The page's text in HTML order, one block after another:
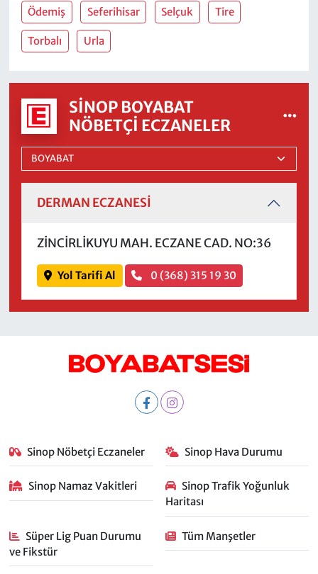
Ödemiş Seferihisar Selçuk Tire
Torbalı Urla
SINOP BOYABAT
NÖBETÇI ECZANELER
DERMAN ECZANESİ
ZİNCİRLİKUYU MAH. ECZANE CAD. NO:36
Yol Tarifi Al 0 (368) 315 19 30
Sinop Nöbetçi Eczaneler Sinop Hava Durumu
Sinop Namaz Vakitleri
Sinop Trafik Yoğunluk
Haritası
Süper Lig Puan Durumu
ve Fikstür
Tüm Manşetler